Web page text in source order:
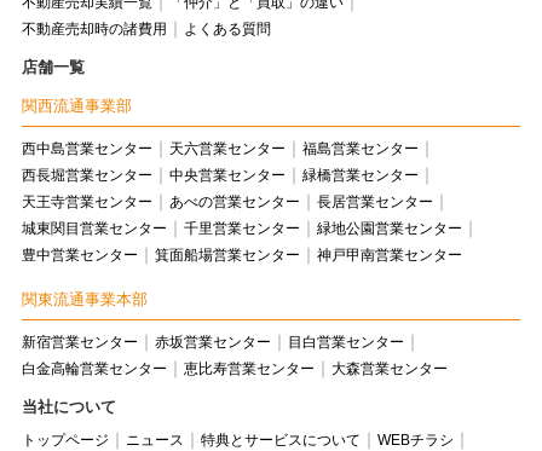
不動産売却時の諸費用
よくある質問
店舗一覧
関西流通事業部
西中島営業センター 天六営業センター
福島営業センター
西長堀営業センター
中央営業センター
緑橋営業センター
天王寺営業センター
あべの営業センター
長居営業センター
城東関目営業センター
千里営業センター
緑地公園営業センター
豊中営業センター
箕面船場営業センター 神戸甲南営業センター
関東流通事業本部
新宿営業センター 赤坂営業センター
目白営業センター
白金高輪営業センター
恵比寿営業センター 大森営業センター
当社について
トップページ ニュース 特典とサービスについて
WEBチラシ